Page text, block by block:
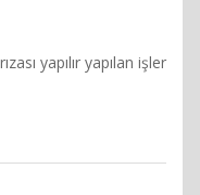
yapılır yapılan işler